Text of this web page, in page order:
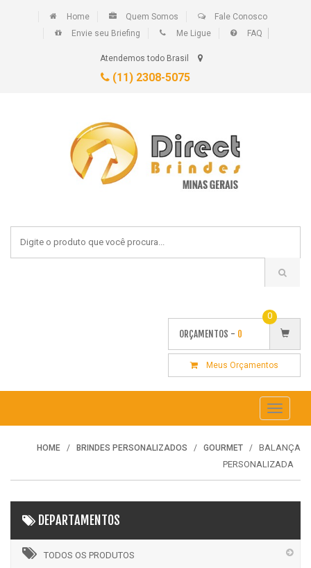
Home Quem Somos
Fale Conosco
Envie seu Briefing
Me Ligue FAQ
Atendemos todo Brasil
(11) 2308-5075
ORÇAMENTOS - 0
0
Meus Orçamentos
Toggle
HOME BRINDES PERSONALIZADOS GOURMET
BALANÇA
PERSONALIZADA
DEPARTAMENTOS
TODOS OS PRODUTOS